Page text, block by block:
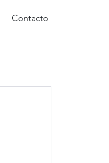
Contacto